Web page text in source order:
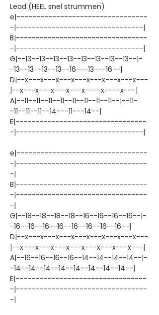
Lead (HEEL snel strummen)
e|---------------------------------
-|--------------------------------|
B|---------------------------------
-|--------------------------------|
G|--13--13--13--13--13--13--13--13--|-
-13--13--13--13--16---13---16--|
D|--x---x---x---x---x---x---x---x---
|--x---x---x---x---x----x----x---|
A|--11--11--11--11--11--11--11--11--|--11-
-11--11--11--14---11---14--|
E|---------------------------------
-|--------------------------------|
e|---------------------------------
-|---------------------------------
-|
B|---------------------------------
-|---------------------------------
-|
G|--18--18--18--18--16--16--16--16--|-
-16--16--16--16--16--16--16--16--|
D|--x---x---x---x---x---x---x---x---
|--x---x---x---x---x---x---x---x---|
A|--16--16--16--16--14--14--14--14--|-
-14--14--14--14--14--14--14--14--|
E|---------------------------------
-|---------------------------------
-|